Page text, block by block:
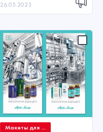
26.05.2023
Макеты для ...